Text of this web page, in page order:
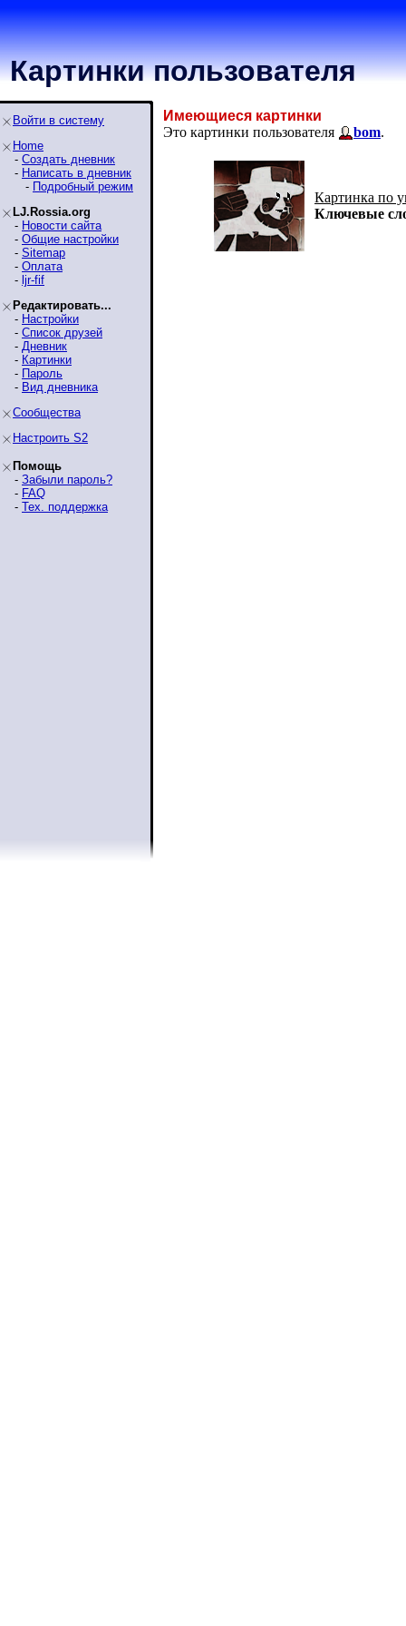
Картинки пользователя
Войти в систему
Home
- Создать дневник
- Написать в дневник
- Подробный режим
LJ.Rossia.org
- Новости сайта
- Общие настройки
- Sitemap
- Оплата
- ljr-fif
Редактировать...
- Настройки
- Список друзей
- Дневник
- Картинки
- Пароль
- Вид дневника
Сообщества
Настроить S2
Помощь
- Забыли пароль?
- FAQ
- Тех. поддержка
Имеющиеся картинки
Это картинки пользователя
bom.
Картинка по
Ключевые